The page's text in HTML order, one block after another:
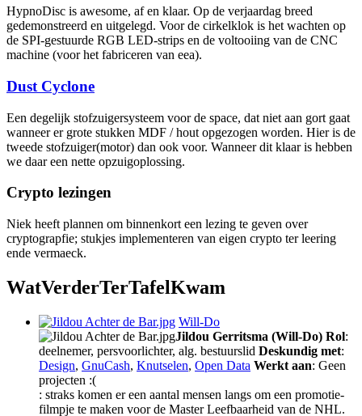
HypnoDisc is awesome, af en klaar. Op de verjaardag breed
gedemonstreerd en uitgelegd. Voor de cirkelklok is het wachten op
de SPI-gestuurde RGB LED-strips en de voltooiing van de CNC
machine (voor het fabriceren van eea).
Dust Cyclone
Een degelijk stofzuigersysteem voor de space, dat niet aan gort gaat
wanneer er grote stukken MDF / hout opgezogen worden. Hier is de
tweede stofzuiger(motor) dan ook voor. Wanneer dit klaar is hebben
we daar een nette opzuigoplossing.
Crypto lezingen
Niek heeft plannen om binnenkort een lezing te geven over
cryptograpfie; stukjes implementeren van eigen crypto ter leering
ende vermaeck.
WatVerderTerTafelKwam
Will-Do
Jildou Gerritsma (Will-Do) Rol:
deelnemer, persvoorlichter, alg. bestuurslid Deskundig met:
Design, GnuCash, Knutselen, Open Data Werkt aan: Geen
projecten :(
: straks komen er een aantal mensen langs om een promotie-
filmpje te maken voor de Master Leefbaarheid van de NHL.